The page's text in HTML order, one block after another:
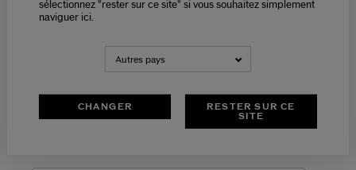
sélectionnez "rester sur ce site" si vous souhaitez simplement
naviguer ici.
Autres pays
CHANGER
RESTER SUR CE
SITE